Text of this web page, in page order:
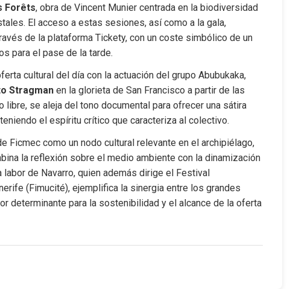
Forêts, obra de Vincent Munier centrada en la biodiversidad
El acceso a estas sesiones, así como a la gala,
de la plataforma Tickety, con un coste simbólico de un
para el pase de la tarde.
cultural del día con la actuación del grupo Abubukaka,
Stragman en la glorieta de San Francisco a partir de las
libre, se aleja del tono documental para ofrecer una sátira
el espíritu crítico que caracteriza al colectivo.
Ficmec como un nodo cultural relevante en el archipiélago,
la reflexión sobre el medio ambiente con la dinamización
de Navarro, quien además dirige el Festival
(Fimucité), ejemplifica la sinergia entre los grandes
determinante para la sostenibilidad y el alcance de la oferta